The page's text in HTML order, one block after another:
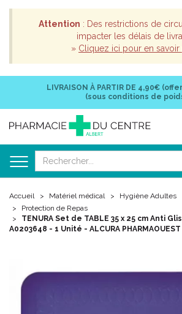
Attention : Des restrictions de
impacter les délais de
» Cliquez ici pour en savoir
LIVRAISON À PARTIR DE 4,90€
(sous conditions de
Accueil Matériel médical
Hygiène Adultes
Protection de Repas
TENURA Set de TABLE 35 x 25 cm Anti
A0203648 - 1 Unité - ALCURA PHARMAOUEST